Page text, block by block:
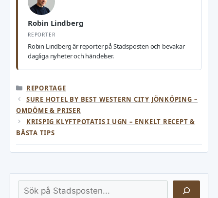
Robin Lindberg
REPORTER
Robin Lindberg är reporter på Stadsposten och bevakar
dagliga nyheter och händelser.
KATEGORIER
REPORTAGE
SURE HOTEL BY BEST WESTERN CITY JÖNKÖPING –
OMDÖME & PRISER
KRISPIG KLYFTPOTATIS I UGN – ENKELT RECEPT &
BÄSTA TIPS
Sök